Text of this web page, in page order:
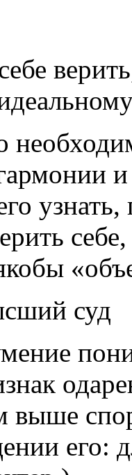
суд
выше
его: